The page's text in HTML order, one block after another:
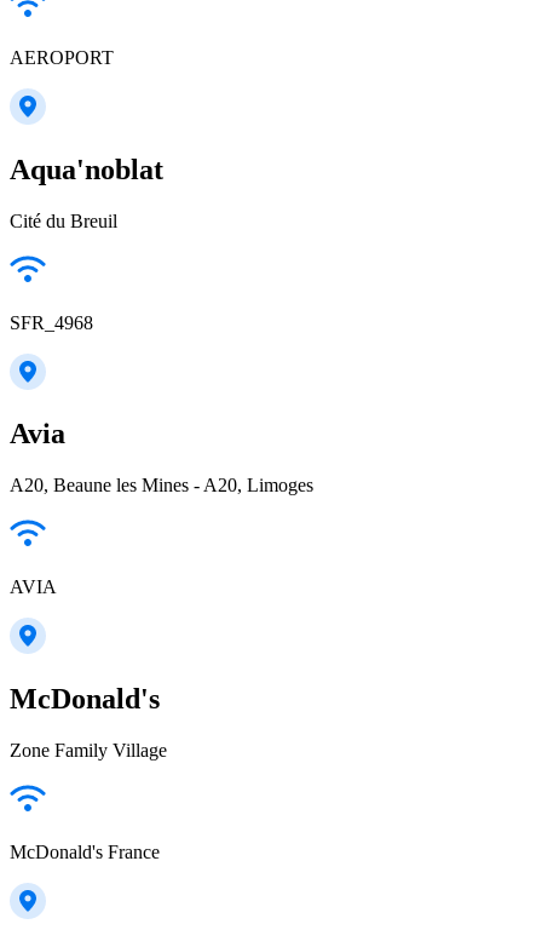
AEROPORT
Aqua'noblat
Cité du Breuil
SFR_4968
Avia
A20, Beaune les Mines - A20, Limoges
AVIA
McDonald's
Zone Family Village
McDonald's France